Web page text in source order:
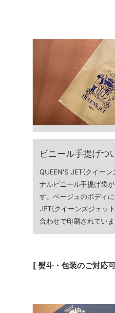
ビニール手提げつ
QUEEN'S JET(クイー
ナルビニール手提げ袋
す。ベージュのボディ
JET(クイーンズジェッ
合わせで印刷されていま
[ 熨斗・包装のご対応